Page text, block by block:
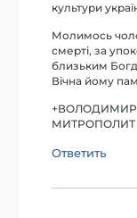
культури
Молимось
смерті, за
близьким
Вічна йому
+ВОЛОДИМИР
МИТРОПОЛИТ
Ответить